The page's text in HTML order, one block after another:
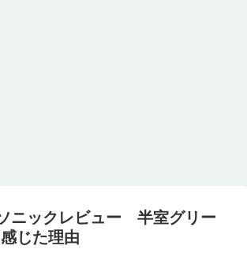
ニックレビュー 半室グリー
じた理由